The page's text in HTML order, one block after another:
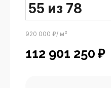
55 из 78
920 000 ₽/ м²
112 901 250 ₽